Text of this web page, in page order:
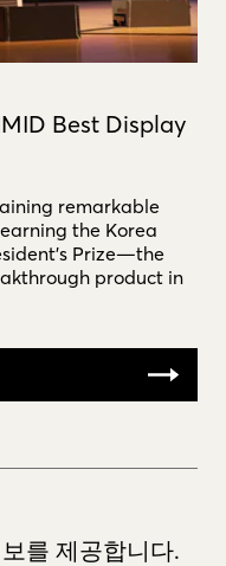
Best Display
remarkable
the Korea
Prize—the
product in
를 제공합니다.